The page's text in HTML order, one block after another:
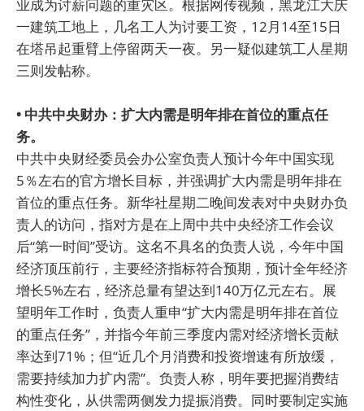
业成为讨薪问题的重灾区。根据网传视频，黑龙江大庆
一建筑工地上，几名工人为讨要工资，12月14至15日
在塔吊起重臂上停留两天一夜。另一疑似建筑工人星期
三则发帖称。
• 中共中央财办：扩大内需是明年排在首位的重点任
务。
中共中央财经委员会办公室负责人预计今年中国实现
5％左右的官方增长目标，并强调扩大内需是明年排在
首位的重点任务。新华社星期二晚间发表对中央财办负
责人的访问，指对方是在上周中共中央经济工作会议
后“第一时间”受访。这名不具名的负责人说，今年中国
经济顶压前行，主要经济指标符合预期，预计全年经济
增长5%左右，经济总量有望达到140万亿元左右。展
望明年工作时，负责人重申“扩大内需是明年排在首位
的重点任务”，并指今年前三季度内需对经济增长贡献
率达到71%；但“近几个月消费和投资增速有所放缓，
需要持续加力扩内需”。负责人称，明年要把握消费结
构性变化，从供需两侧发力提振消费。同时要制定实施